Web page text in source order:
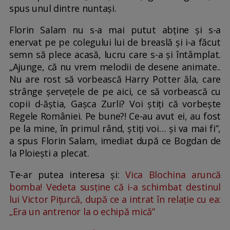
spus unul dintre nuntași.
Florin Salam nu s-a mai putut abține și s-a
enervat pe pe colegului lui de breaslă și i-a făcut
semn să plece acasă, lucru care s-a și întâmplat.
„Ajunge, că nu vrem melodii de desene animate..
Nu are rost să vorbească Harry Potter ăla, care
strânge șervețele de pe aici, ce să vorbească cu
copii d-ăștia, Gașca Zurli? Voi știți că vorbește
Regele României. Pe bune?! Ce-au avut ei, au fost
pe la mine, în primul rând, știți voi… și va mai fi”,
a spus Florin Salam, imediat după ce Bogdan de
la Ploiești a plecat.
Te-ar putea interesa și:Vica Blochina aruncă
bomba! Vedeta susține că i-a schimbat destinul
lui Victor Pițurcă, după ce a intrat în relație cu ea:
„Era un antrenor la o echipă mică”